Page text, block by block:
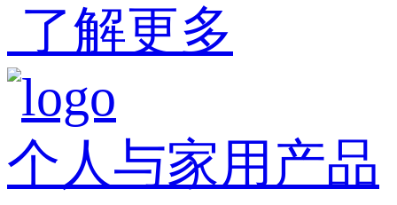
了解更多
个人与家用产品